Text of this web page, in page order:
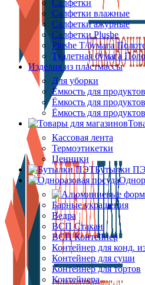
Салфетки
Салфетки влажные
Салфетки ажурные
Салфетки Plushe
Plushe Т/бумага
Туалетная бумага
Изделия из пластмассы
Для уборки
Ёмкость для
Ёмкость для
Ёмкость для
Кассовая лента
Термоэтикетки
Ценники
Бутылки
Барные украшения
Ведра
ВСП Стакан
ВСП Контейнер
Контейнер для конд.
Контейнер для суши
Контейнер для тортов
Контейнера